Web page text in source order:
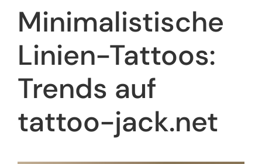
Minimalistische
Linien-Tattoos:
Trends auf
tattoo-jack.net